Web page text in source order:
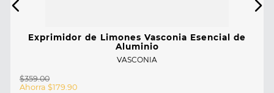
Exprimidor de Limones Vasconia Esencial de
Aluminio
VASCONIA
$359.00
Ahorra $179.90